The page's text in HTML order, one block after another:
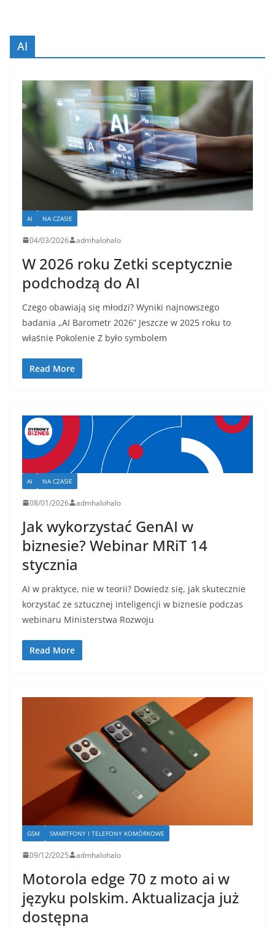
AI
AI NA CZASIE
04/03/2026 admhalohalo
W 2026 roku Zetki sceptycznie
podchodzą do AI
Czego obawiają się młodzi? Wyniki najnowszego
badania „AI Barometr 2026” Jeszcze w 2025 roku to
właśnie Pokolenie Z było symbolem
Read More
AI NA CZASIE
08/01/2026 admhalohalo
Jak wykorzystać GenAI w
biznesie? Webinar MRiT 14
stycznia
AI w praktyce, nie w teorii? Dowiedz się, jak skutecznie
korzystać ze sztucznej inteligencji w biznesie podczas
webinaru Ministerstwa Rozwoju
Read More
GSM SMARTFONY I TELEFONY KOMÓRKOWE
09/12/2025 admhalohalo
Motorola edge 70 z moto ai w
języku polskim. Aktualizacja już
dostępna